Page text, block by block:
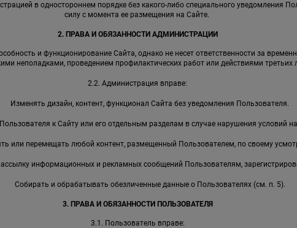
в одностороннем порядке без какого-либо специального уведомления
силу с момента ее размещения на Сайте.
2. ПРАВА И ОБЯЗАННОСТИ АДМИНИСТРАЦИИ
и функционирование Сайта, однако не несет ответственности за
неполадками, проведением профилактических работ или действиями третьих
2.2. Администрация вправе:
Изменять дизайн, контент, функционал Сайта без уведомления Пользователя.
к Сайту или его отдельным разделам в случае нарушения условий
или перемещать любой контент, размещенный Пользователем, по своему
информационных и рекламных сообщений Пользователям,
Собирать и обрабатывать обезличенные данные о Пользователях (см. п. 5).
3. ПРАВА И ОБЯЗАННОСТИ ПОЛЬЗОВАТЕЛЯ
3.1. Пользователь вправе: